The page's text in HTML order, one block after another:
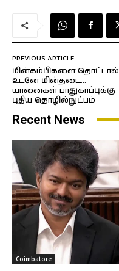
PREVIOUS ARTICLE
மின்கம்பிகளை தொட்டால்
உடனே மின்தடை…
யானைகள் பாதுகாப்புக்கு
புதிய தொழில்நுட்பம்
Recent News
Coimbatore